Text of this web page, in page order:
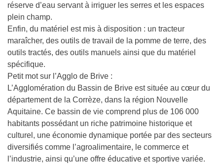
réserve d’eau servant à irriguer les serres et les espaces
plein champ.
Enfin, du matériel est mis à disposition : un tracteur
maraîcher, des outils de travail de la pomme de terre, des
outils tractés, des outils manuels ainsi que du matériel
spécifique.
Petit mot sur l’Agglo de Brive :
L’Agglomération du Bassin de Brive est située au cœur du
département de la Corrèze, dans la région Nouvelle
Aquitaine. Ce bassin de vie comprend plus de 106 000
habitants possédant un riche patrimoine historique et
culturel, une économie dynamique portée par des secteurs
diversifiés comme l’agroalimentaire, le commerce et
l’industrie, ainsi qu’une offre éducative et sportive variée.